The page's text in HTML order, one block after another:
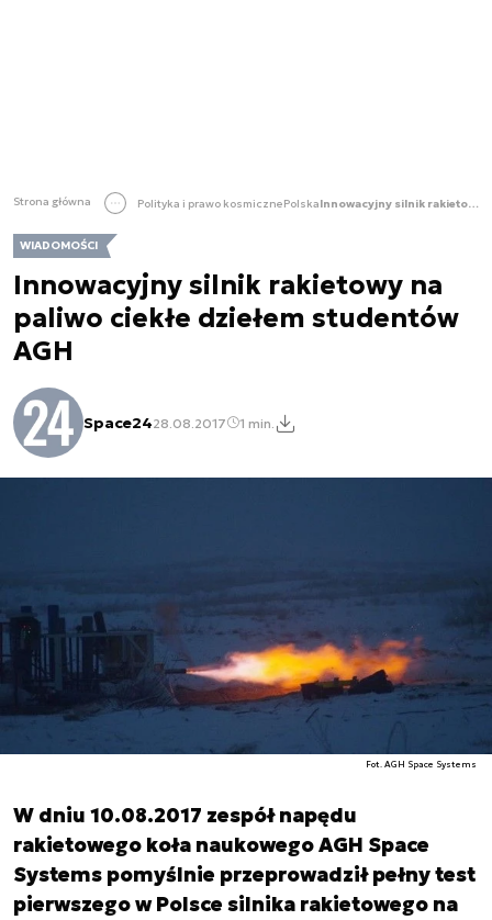
Strona główna Polityka i prawo kosmicznePolska Innowacyjny silnik rakietowy na paliwo ciekłe dziełem studentów AGH
WIADOMOŚCI
Innowacyjny silnik rakietowy na
paliwo ciekłe dziełem studentów
AGH
Space2428.08.2017 1 min.
Fot. AGH Space Systems
W dniu 10.08.2017 zespół napędu
rakietowego koła naukowego AGH Space
Systems pomyślnie przeprowadził pełny test
pierwszego w Polsce silnika rakietowego na